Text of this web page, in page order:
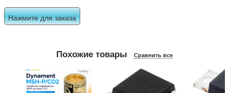
Нажмите для заказа
Похожие товары Сравнить все